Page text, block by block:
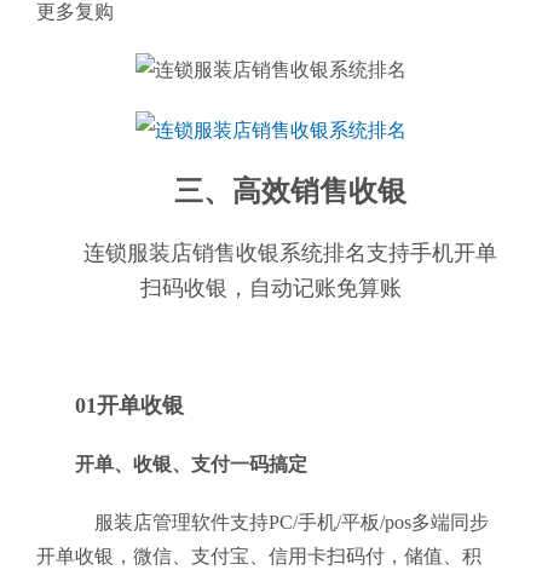
更多复购
三、高效销售收银
连锁服装店销售收银系统排名支持手机开单
扫码收银，自动记账免算账
01开单收银
开单、收银、支付一码搞定
服装店管理软件支持PC/手机/平板/pos多端同步
开单收银，微信、支付宝、信用卡扫码付，储值、积